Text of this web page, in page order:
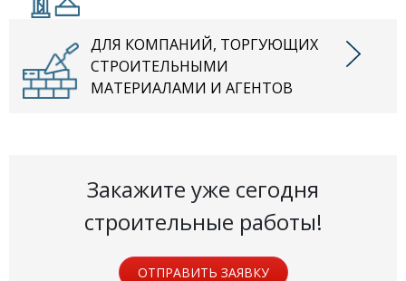
ДЛЯ КОМПАНИЙ, ТОРГУЮЩИХ
СТРОИТЕЛЬНЫМИ
МАТЕРИАЛАМИ И АГЕНТОВ
Закажите уже сегодня
строительные работы!
ОТПРАВИТЬ ЗАЯВКУ